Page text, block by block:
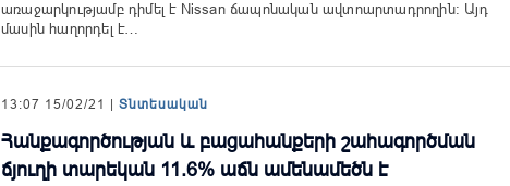
առաջարկությամբ դիմել է Nissan ճապոնական ավտոարտադրողին: Այդ
մասին հաղորդել է…
13:07 15/02/21 | Տնտեսական
Հանքագործության և բացահանքերի շահագործման
ճյուղի տարեկան 11.6% աճն ամենամեծն է